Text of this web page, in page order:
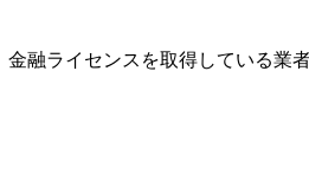
融ライセンスを取得している業